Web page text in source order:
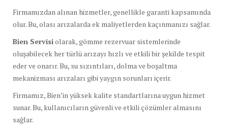
Firmamızdan alınan hizmetler, genellikle garanti kapsamında
olur. Bu, olası arızalarda ek maliyetlerden kaçınmanızı sağlar.
Bien Servisiolarak, gömme rezervuar sistemlerinde
oluşabilecek her türlü arızayı hızlı ve etkili bir şekilde tespit
eder ve onarır. Bu, su sızıntıları, dolma ve boşaltma
mekanizması arızaları gibi yaygın sorunları içerir.
Firmamız, Bien’in yüksek kalite standartlarına uygun hizmet
sunar. Bu, kullanıcıların güvenli ve etkili çözümler almasını
sağlar.